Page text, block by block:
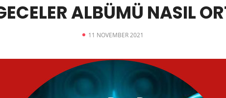
ALBÜMÜ NASIL
11 NOVEMBER 2021